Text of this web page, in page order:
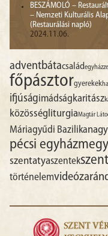
BESZÁMOLÓ –
– Nemzeti Kulturális
(Restaurálási napló)
2024.11.06.
adventbátacsalád
főpásztorgyerekek
ifjúságimádságkaritász
közösség liturgiaMagtár
Máriagyűdi Bazilika
pécsi
szentatyaszentek
történelemvideó